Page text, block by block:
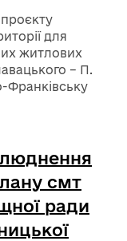
для
житлових
– П.
Франківську
смт
ради